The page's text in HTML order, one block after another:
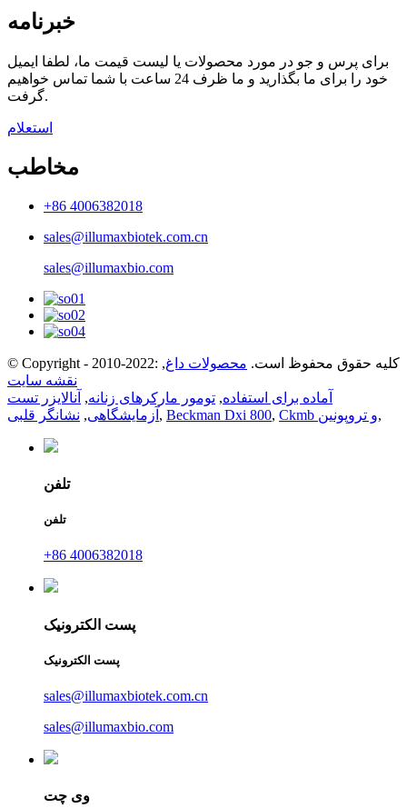
خبرنامه
برای پرس و جو در مورد محصولات یا لیست قیمت ما، لطفا ایمیل
خود را برای ما بگذارید و ما ظرف 24 ساعت با شما تماس خواهیم
گرفت.
استعلام
مخاطب
+86 4006382018
sales@illumaxbiotek.com.cn
sales@illumaxbio.com
© Copyright - 2010-2022: کلیه حقوق محفوظ است. محصولات داغ,
نقشه سایت
آماده برای استفاده, تومور مارکرهای زنانه, آنالایزر تست
آزمایشگاهی, نشانگر قلبی , Beckman Dxi 800, Ckmb و تروپونین,
تلفن
تلفن
+86 4006382018
پست الکترونیک
پست الکترونیک
sales@illumaxbiotek.com.cn
sales@illumaxbio.com
وی چت